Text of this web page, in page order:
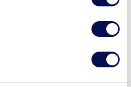
Võta meiega
ühendust